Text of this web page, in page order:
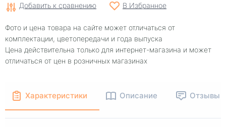
Добавить к сравнению В Избранное
Фото и цена товара на сайте может отличаться от
комплектации, цветопередачи и года выпуска
Цена действительна только для интернет-магазина и может
отличаться от цен в розничных магазинах
Характеристики Описание Отзывы